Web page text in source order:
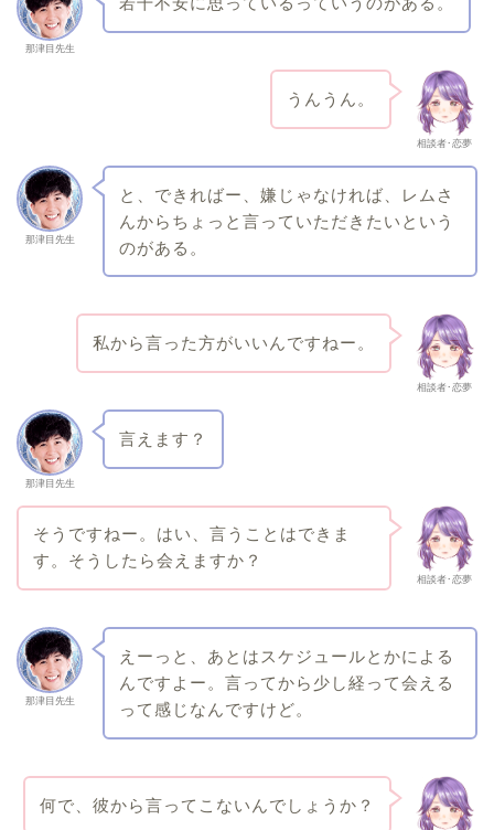
那津目先生
相談者･恋夢
うんうん。
那津目先生
と、できればー、嫌じゃなければ、レムさ
んからちょっと言っていただきたいという
のがある。
相談者･恋夢
私から言った方がいいんですねー。
那津目先生
言えます？
相談者･恋夢
そうですねー。はい、言うことはできま
す。そうしたら会えますか？
那津目先生
えーっと、あとはスケジュールとかによる
んですよー。言ってから少し経って会える
って感じなんですけど。
何で、彼から言ってこないんでしょうか？